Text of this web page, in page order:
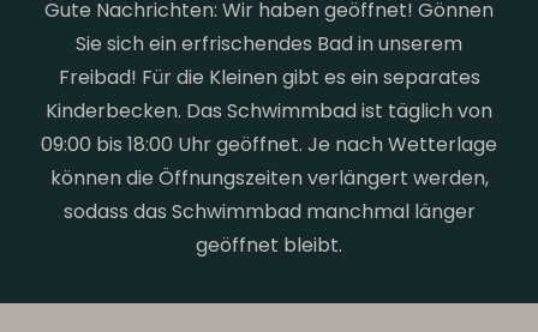
Gute Nachrichten: Wir haben geöffnet! Gönnen
Sie sich ein erfrischendes Bad in unserem
Freibad! Für die Kleinen gibt es ein separates
Kinderbecken. Das Schwimmbad ist täglich von
09:00 bis 18:00 Uhr geöffnet. Je nach Wetterlage
können die Öffnungszeiten verlängert werden,
sodass das Schwimmbad manchmal länger
geöffnet bleibt.